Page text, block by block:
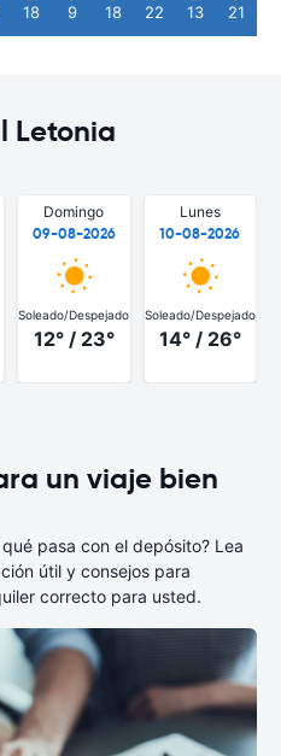
18 9 18 22 13 21
Letonia
Domingo
09-08-2026
Soleado/Despejado
12° / 23°
Lunes
10-08-2026
Soleado/Despejado
14° / 26°
un viaje bien
pasa con el depósito? Lea
útil y consejos para
correcto para usted.